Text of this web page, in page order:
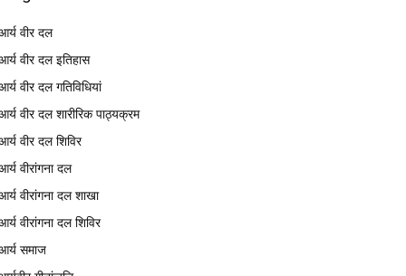
वीर दल
वीर दल इतिहास
वीर दल गतिविधियां
वीर दल शारीरिक पाठ्यक्रम
वीर दल शिविर
वीरांगना दल
वीरांगना दल शाखा
वीरांगना दल शिविर
समाज